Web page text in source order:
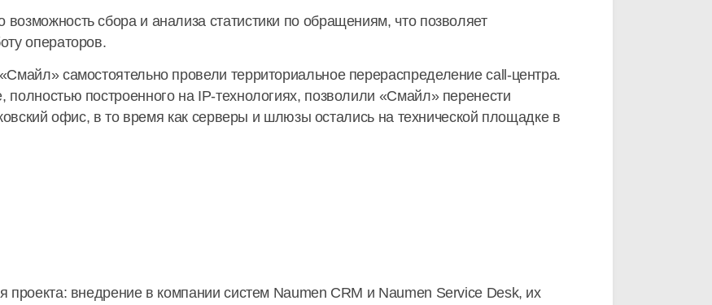
сбора и анализа статистики по обращениям, что позволяет
операторов.
самостоятельно провели территориальное перераспределение call-центра.
полностью построенного на IP-технологиях, позволили «Смайл» перенести
офис, в то время как серверы и шлюзы остались на технической площадке в
проекта: внедрение в компании систем Naumen CRM и Naumen Service Desk, их